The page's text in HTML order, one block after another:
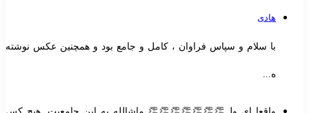
هادی
با سلام و سپاس فراوان ، کامل و جامع بود و همچنین عکس نوشته
ه...